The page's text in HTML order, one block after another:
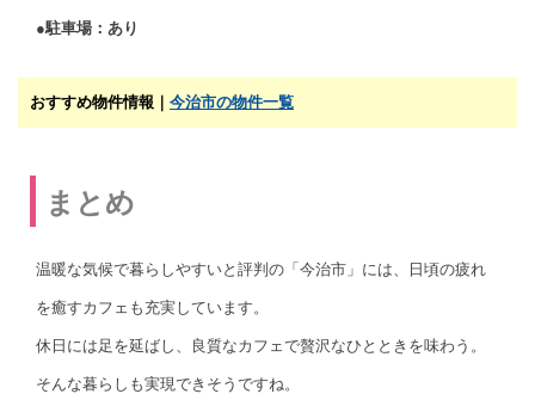
●駐車場：あり
おすすめ物件情報｜ 今治市の物件一覧
まとめ
温暖な気候で暮らしやすいと評判の「今治市」には、日頃の疲れ
を癒すカフェも充実しています。
休日には足を延ばし、良質なカフェで贅沢なひとときを味わう。
そんな暮らしも実現できそうですね。